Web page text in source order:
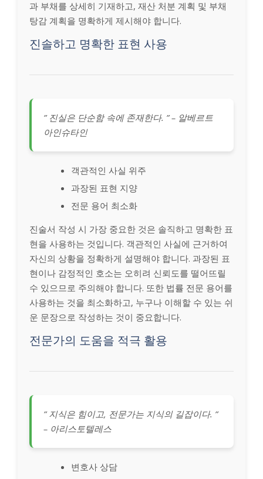
과 부채를 상세히 기재하고, 재산 처분 계획 및 부채
탕감 계획을 명확하게 제시해야 합니다.
진솔하고 명확한 표현 사용
” 진실은 단순함 속에 존재한다. ” – 알베르트
아인슈타인
객관적인 사실 위주
과장된 표현 지양
전문 용어 최소화
진술서 작성 시 가장 중요한 것은 솔직하고 명확한 표
현을 사용하는 것입니다. 객관적인 사실에 근거하여
자신의 상황을 정확하게 설명해야 합니다. 과장된 표
현이나 감정적인 호소는 오히려 신뢰도를 떨어뜨릴
수 있으므로 주의해야 합니다. 또한 법률 전문 용어를
사용하는 것을 최소화하고, 누구나 이해할 수 있는 쉬
운 문장으로 작성하는 것이 중요합니다.
전문가의 도움을 적극 활용
” 지식은 힘이고, 전문가는 지식의 길잡이다. ”
– 아리스토텔레스
변호사 상담